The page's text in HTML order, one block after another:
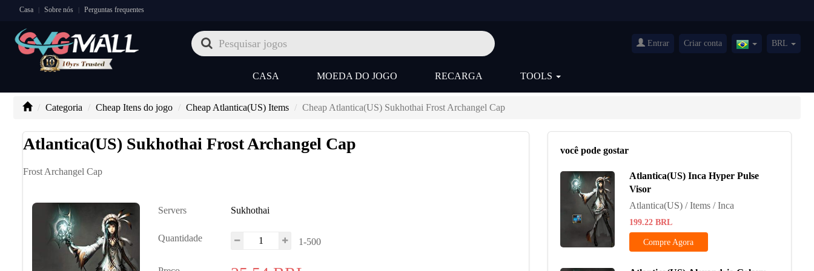
Casa | Sobre nós | Perguntas frequentes
Entrar Criar conta Brazil(Português)
BRL
CASA MOEDA DO JOGO RECARGA TOOLS
Categoria Cheap Itens do jogo Cheap Atlantica(US) Items Cheap Atlantica(US) Sukhothai Frost Archangel Cap
Atlantica(US) Sukhothai Frost Archangel Cap
Frost Archangel Cap
Servers Sukhothai
Quantidade 1-500
você pode gostar
Atlantica(US) Inca Hyper Pulse
Visor
Atlantica(US) / Items / Inca
199.22 BRL
Compre Agora